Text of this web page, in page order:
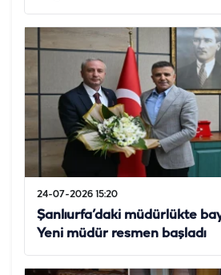
24-07-2026 15:20
Şanlıurfa’daki müdürlükte
Yeni müdür resmen başladı